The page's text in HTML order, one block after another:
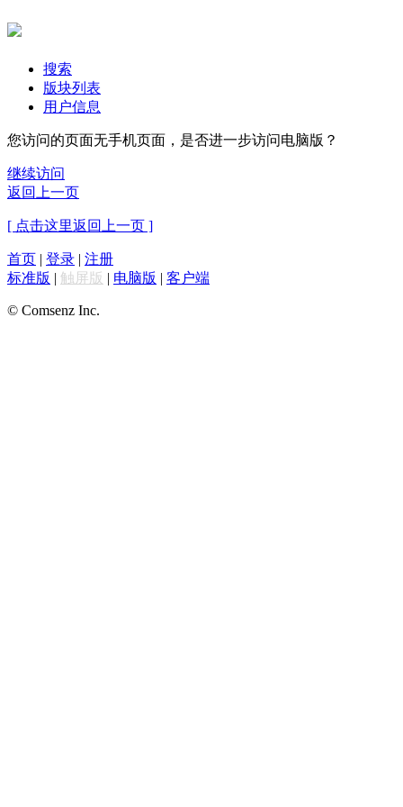
搜索
版块列表
用户信息
您访问的页面无手机页面，是否进一步访问电脑版？
继续访问
返回上一页
[ 点击这里返回上一页 ]
首页 | 登录 | 注册
标准版 | 触屏版 | 电脑版 | 客户端
© Comsenz Inc.